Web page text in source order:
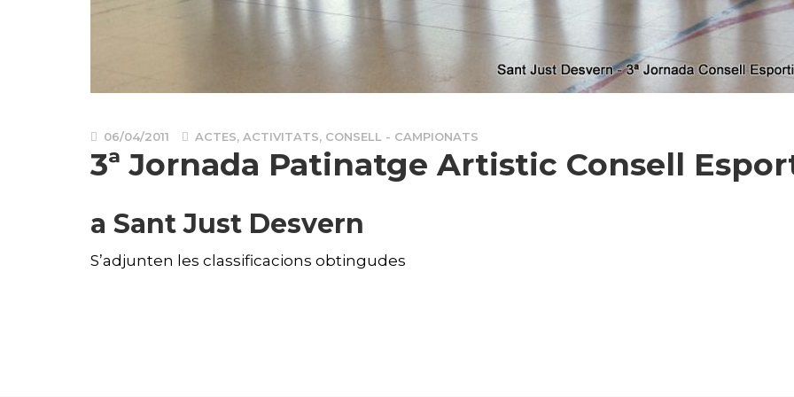
06/04/2011 ACTES, ACTIVITATS, CONSELL - CAMPIONATS
3ª Jornada Patinatge Artistic Consell
a Sant Just Desvern
S’adjunten les classificacions obtingudes